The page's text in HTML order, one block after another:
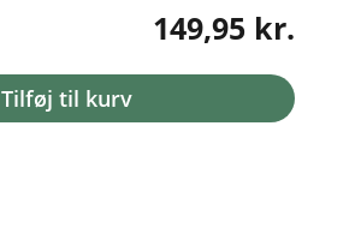
149,95 kr.
Tilføj til kurv